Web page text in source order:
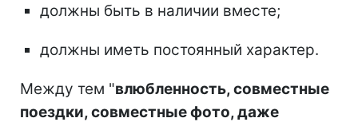
должны быть в наличии вместе;
должны иметь постоянный характер.
Между тем "влюбленность, совместные
поездки, совместные фото, даже